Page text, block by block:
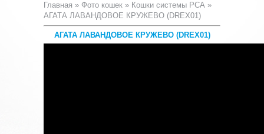
Главная » Фото кошек » Кошки системы PCA »
АГАТА ЛАВАНДОВОЕ КРУЖЕВО (DREX01)
АГАТА ЛАВАНДОВОЕ КРУЖЕВО (DREX01)